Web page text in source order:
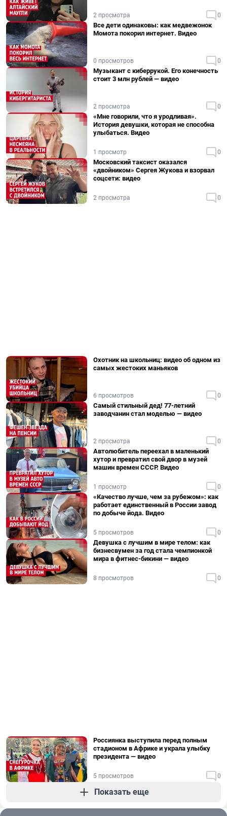
2 просмотра 0
Все дети одинаковы: как медвежонок
Момота покорил интернет. Видео
0 просмотров 0
Музыкант с киберрукой. Его конечность
стоит 3 млн рублей — видео
2 просмотра 0
«Мне говорили, что я уродливая».
История девушки, которая не способна
улыбаться. Видео
1 просмотр 0
Московский таксист оказался
«двойником» Сергея Жукова и взорвал
соцсети: видео
2 просмотра 0
Охотник на школьниц: видео об одном из
самых жестоких маньяков
6 просмотров 0
Самый стильный дед! 77-летний
заводчанин стал моделью — видео
2 просмотра 0
Автолюбитель переехал в маленький
хутор и превратил свой двор в музей
машин времен СССР. Видео
1 просмотр 0
«Качество лучше, чем за рубежом»: как
работает единственный в России завод
по добыче йода. Видео
5 просмотров 0
Девушка с лучшим в мире телом: как
бизнесвумен за год стала чемпионкой
мира в фитнес-бикини — видео
8 просмотров 0
Россиянка выступила перед полным
стадионом в Африке и украла улыбку
президента — видео
5 просмотров 0
Показать еще